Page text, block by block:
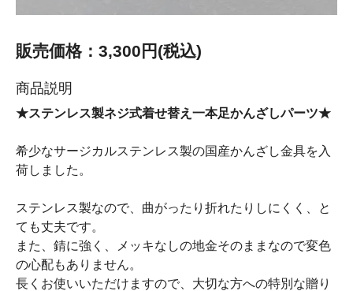
販売価格：3,300円(税込)
商品説明
★ステンレス製ネジ式着せ替え一本足かんざしパーツ★
希少なサージカルステンレス製の国産かんざし金具を入
荷しました。
ステンレス製なので、曲がったり折れたりしにくく、と
ても丈夫です。
また、錆に強く、メッキなしの地金そのままなので変色
の心配もありません。
長くお使いいただけますので、大切な方への特別な贈り